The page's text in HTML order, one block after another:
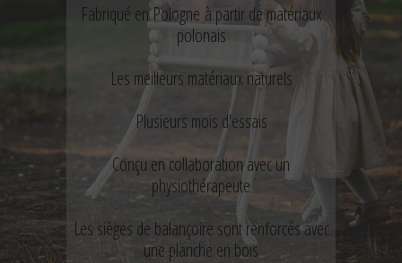
Fabriqué en Pologne à partir de matériaux
polonais
Les meilleurs matériaux naturels
Plusieurs mois d'essais
Conçu en collaboration avec un
physiothérapeute
Les sièges de balançoire sont renforcés avec
une planche en bois